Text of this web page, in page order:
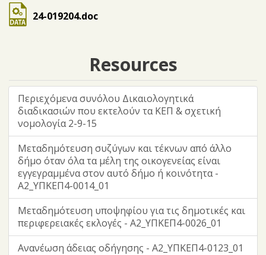
24-019204.doc
Resources
Περιεχόμενα συνόλου Δικαιολογητικά
διαδικασιών που εκτελούν τα ΚΕΠ & σχετική
νομολογία 2-9-15
Μεταδημότευση συζύγων και τέκνων από άλλο
δήμο όταν όλα τα μέλη της οικογενείας είναι
εγγεγραμμένα στον αυτό δήμο ή κοινότητα -
Α2_ΥΠΚΕΠ4-0014_01
Μεταδημότευση υποψηφίου για τις δημοτικές και
περιφερειακές εκλογές - Α2_ΥΠΚΕΠ4-0026_01
Ανανέωση άδειας οδήγησης - Α2_ΥΠΚΕΠ4-0123_01